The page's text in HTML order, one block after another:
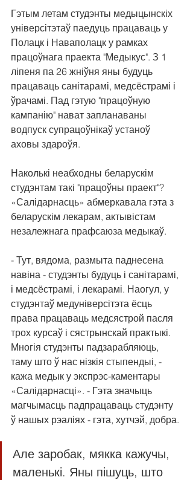
Гэтым летам студэнты медыцынскіх
універсітэтаў паедуць працаваць у
Полацк і Наваполацк у рамках
працоўнага праекта "Медыкус". З 1
ліпеня па 26 жніўня яны будуць
працаваць санітарамі, медсёстрамі і
ўрачамі. Пад гэтую "працоўную
кампанію" нават запланаваны
водпуск супрацоўнікаў устаноў
аховы здароўя.
Наколькі неабходны беларускім
студэнтам такі "працоўны праект"?
«Салідарнасць» абмеркавала гэта з
беларускім лекарам, актывістам
незалежнага прафсаюза медыкаў.
- Тут, вядома, размыта паднесена
навіна - студэнты будуць і санітарамі,
і медсёстрамі, і лекарамі. Наогул, у
студэнтаў медуніверсітэта ёсць
права працаваць медсястрой пасля
трох курсаў і сястрынскай практыкі.
Многія студэнты падзарабляюць,
таму што ў нас нізкія стыпендыі, -
кажа медык у экспрэс-каментары
«Салідарнасці». - Гэта значыць
магчымасць падпрацаваць студэнту
ў нашых рэаліях - гэта, хутчэй, добра.
Але заробак, мякка кажучы,
маленькі. Яны пішуць, што